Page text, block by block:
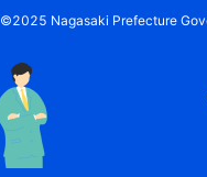
©︎2025 Nagasaki Prefecture